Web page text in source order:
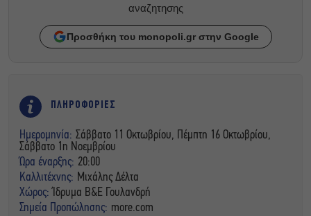
αναζητησης
Προσθήκη του monopoli.gr στην Google
ΠΛΗΡΟΦΟΡΙΕΣ
Ημερομηνία: Σάββατο 11 Οκτωβρίου, Πέμπτη 16 Οκτωβρίου,
Σάββατο 1η Νοεμβρίου
Ώρα έναρξης: 20:00
Καλλιτέχνης: Μιχάλης Δέλτα
Χώρος: Ίδρυμα Β&Ε Γουλανδρή
Σημεία Προπώλησης: more.com